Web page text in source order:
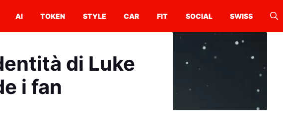
AI TOKEN STYLE CAR FIT SOCIAL SWISS
di Luke
i fan